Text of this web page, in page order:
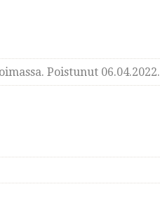
Poistunut 06.04.2022.